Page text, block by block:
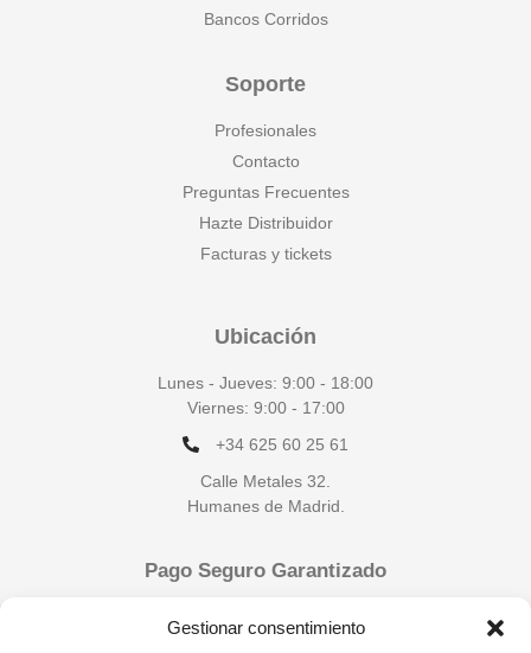
Gestionar consentimiento
Bancos Corridos
Soporte
Profesionales
Contacto
Preguntas Frecuentes
Hazte Distribuidor
Facturas y tickets
Ubicación
Lunes - Jueves: 9:00 - 18:00
Viernes: 9:00 - 17:00
+34 625 60 25 61
Calle Metales 32.
Humanes de Madrid.
Pago Seguro Garantizado